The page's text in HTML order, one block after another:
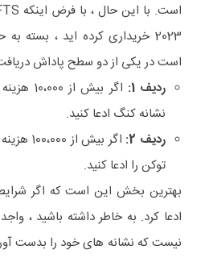
2023 خریداری کرده اید ،
است در یکی از دو سطح پاداش
ردیف 1:
نشانه کنگ ادعا کنید.
ردیف 2:
توکن را ادعا کنید.
بهترین بخش این است که اگر شرایط
ادعا کرد. به خاطر داشته باشید ،
نیست که نشانه های خود را بدست